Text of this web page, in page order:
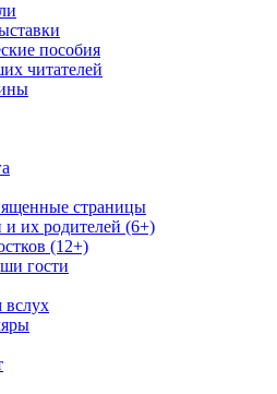
пособия
читателей
страницы
и их родителей (6+)
(12+)
гости